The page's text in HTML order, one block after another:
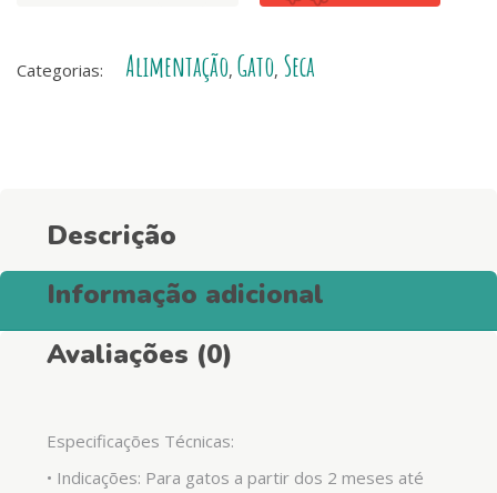
Turkey
Categorias: Alimentação, Gato, Seca
Descrição
Informação adicional
Avaliações (0)
Especificações Técnicas:
• Indicações: Para gatos a partir dos 2 meses até